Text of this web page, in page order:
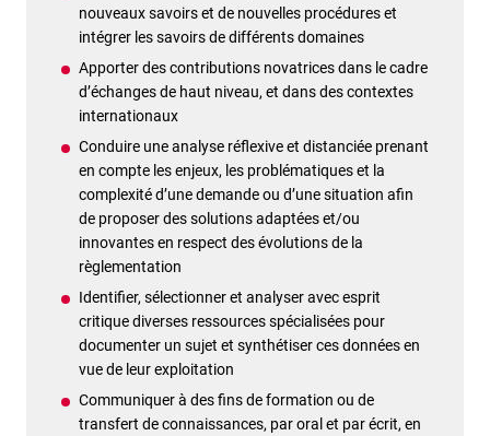
nouveaux savoirs et de nouvelles procédures et
intégrer les savoirs de différents domaines
Apporter des contributions novatrices dans le cadre
d’échanges de haut niveau, et dans des contextes
internationaux
Conduire une analyse réflexive et distanciée prenant
en compte les enjeux, les problématiques et la
complexité d’une demande ou d’une situation afin
de proposer des solutions adaptées et/ou
innovantes en respect des évolutions de la
règlementation
Identifier, sélectionner et analyser avec esprit
critique diverses ressources spécialisées pour
documenter un sujet et synthétiser ces données en
vue de leur exploitation
Communiquer à des fins de formation ou de
transfert de connaissances, par oral et par écrit, en